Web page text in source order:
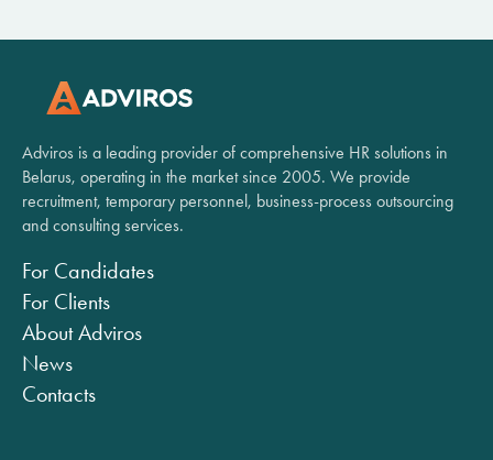
Adviros is a leading provider of comprehensive HR solutions in
Belarus, operating in the market since 2005. We provide
recruitment, temporary personnel, business-process outsourcing
and consulting services.
For Candidates
For Clients
About Adviros
News
Contacts